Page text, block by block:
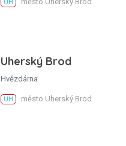
UH
Uherský Brod
Hvězdárna
UH město Uherský Brod